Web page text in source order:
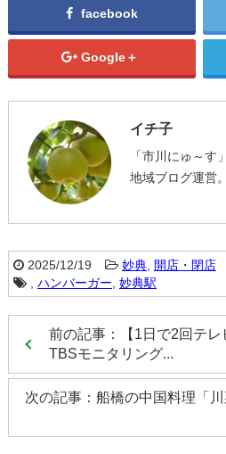
facebook
Google＋
イチ子
「市川にゅ～す
地域ブログ運営
2025/12/19 妙典, 開店・閉店
, ハンバーガー 妙典駅
前の記事：【1日で2回テ
TBSモニタリング...
次の記事：船橋の中国料理「